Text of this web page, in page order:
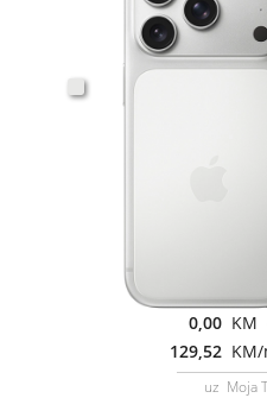
0,00 KM
129,52
uz Moja